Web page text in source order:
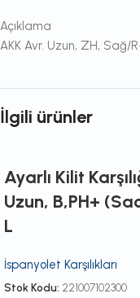
Açıklama
AKK Avr. Uzun, ZH, Sağ/
İlgili ürünler
Ayarlı Kilit
Uzun, B,PH+
L
İspanyolet Karşılıkları
Stok Kodu: 221007102300